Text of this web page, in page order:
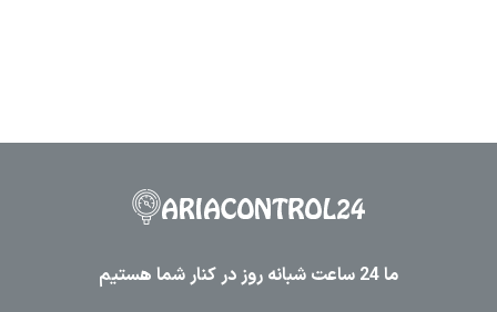
ما 24 ساعت شبانه روز در کنار شما هستیم